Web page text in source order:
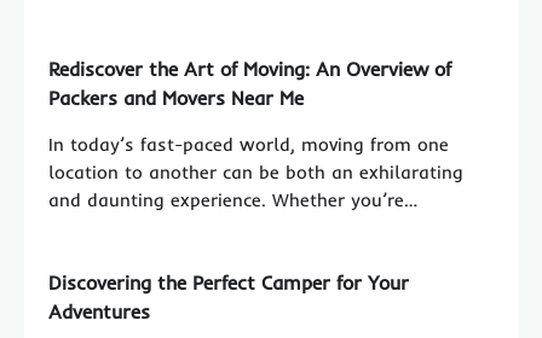
Rediscover the Art of Moving: An Overview of
Packers and Movers Near Me
In today’s fast-paced world, moving from one
location to another can be both an exhilarating
and daunting experience. Whether you’re…
Discovering the Perfect Camper for Your
Adventures